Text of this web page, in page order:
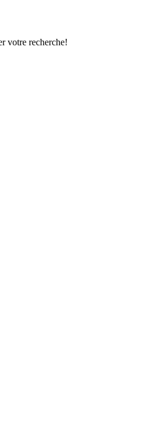
votre recherche!